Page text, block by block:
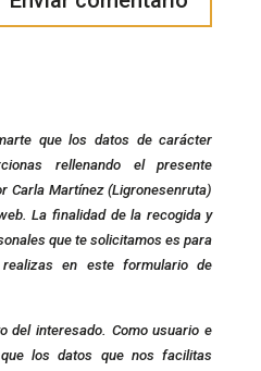
que los datos de carácter
rellenando el presente
Carla Martínez (Ligronesenruta)
La finalidad de la recogida y
que te solicitamos es para
en este formulario de
del interesado. Como usuario e
los datos que nos facilitas